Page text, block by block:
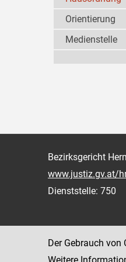
Orientierung
Medienstelle
Bezirksgericht
www.justiz.gv.at/
Dienststelle: 750
Der Gebrauch